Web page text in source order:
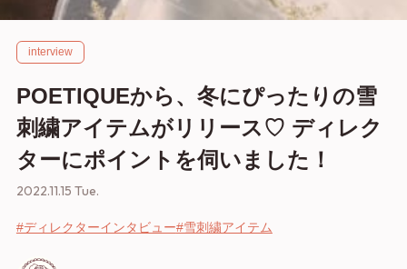
interview
POETIQUEから、冬にぴったりの雪
刺繍アイテムがリリース♡ ディレク
ターにポイントを伺いました！
2022.11.15 Tue.
#ディレクターインタビュー#雪刺繍アイテム